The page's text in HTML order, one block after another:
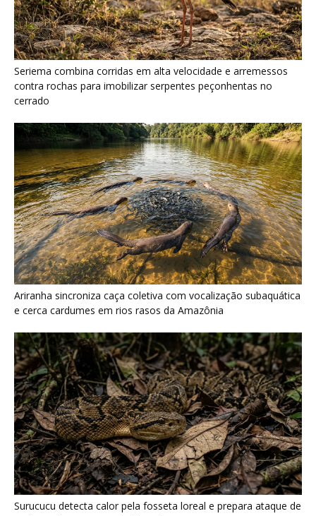
Ariranha sincroniza caça coletiva com vocalização subaquática
e cerca cardumes em rios rasos da Amazônia
Surucucu detecta calor pela fosseta loreal e prepara ataque de
emboscada no escuro da floresta
Últimas noticias
Jacaré-açu usa osteodermos vascularizados
do dorso para trocar calor e controlar...
7 de agosto de 2026
“A mandioca ensinava antes da escola”: como
mulheres indígenas transformaram a...
7 de agosto de 2026